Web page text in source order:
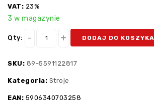
VAT: 23%
3 w magazynie
Qty: DODAJ DO KOSZYKA
SKU: 89-5591122817
Kategoria: Stroje
EAN: 5906340703258